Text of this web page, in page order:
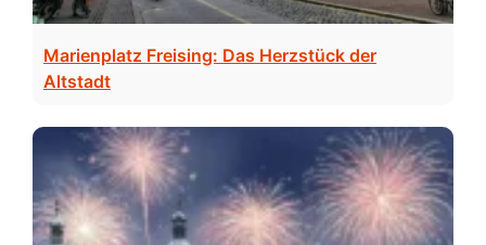
Marienplatz Freising: Das Herzstück der
Altstadt